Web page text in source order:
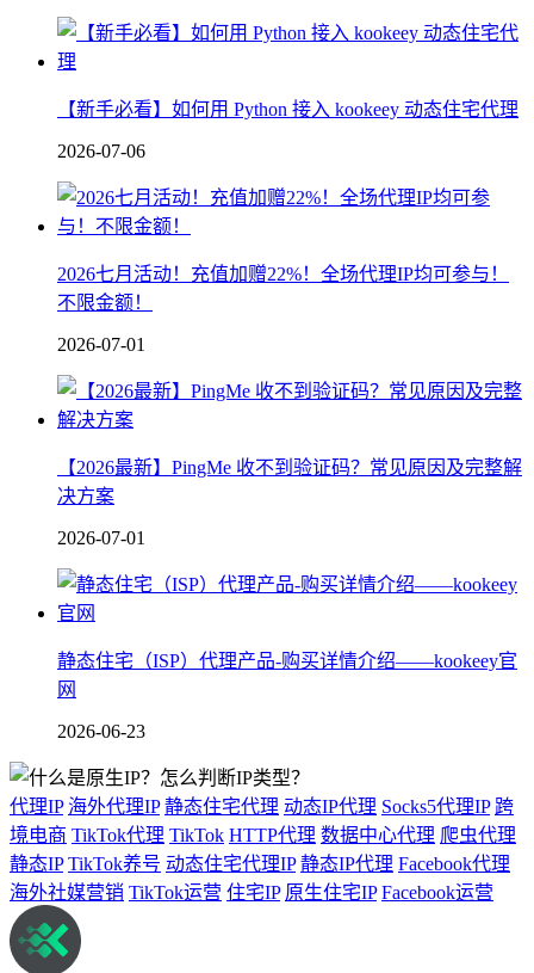
【新手必看】如何用 Python 接入 kookeey 动态住宅代理
2026-07-06
2026七月活动！充值加赠22%！全场代理IP均可参与！
不限金额！
2026-07-01
【2026最新】PingMe 收不到验证码？常见原因及完整解
决方案
2026-07-01
静态住宅（ISP）代理产品-购买详情介绍——kookeey官
网
2026-06-23
代理IP 海外代理IP 静态住宅代理 动态IP代理 Socks5代理IP 跨
境电商 TikTok代理 TikTok HTTP代理 数据中心代理 爬虫代理
静态IP TikTok养号 动态住宅代理IP 静态IP代理 Facebook代理
海外社媒营销 TikTok运营 住宅IP 原生住宅IP Facebook运营